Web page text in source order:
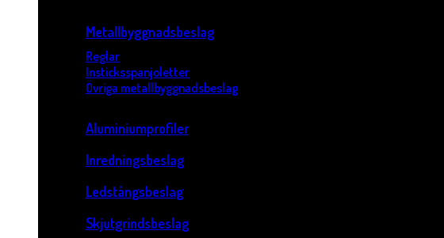
Metallbyggnadsbeslag
Reglar
Insticksspanjoletter
Övriga metallbyggnadsbeslag
Aluminiumprofiler
Inredningsbeslag
Ledstångsbeslag
Skjutgrindsbeslag